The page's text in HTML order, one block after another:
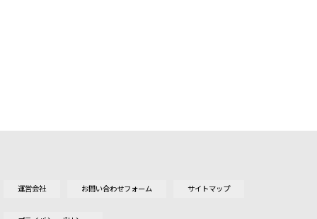
運営会社 お問い合わせフォーム サイトマップ